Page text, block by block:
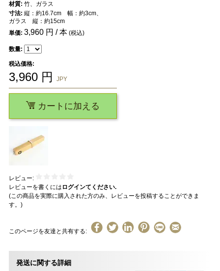
レビュー:
レビューを書くには ログインてください.
(この商品を実際に購入された方のみ、レビューを投稿することができま
す。)
このページを友達と共有する:
材質: 竹、ガラス
寸法: 縦：約16.7cm 幅：約3cm、
ガラス 縦：約15cm
単価: 3,960円 / 本(税込)
数量:
税込価格:
3,960円 JPY
カートに加える
発送に関する詳細